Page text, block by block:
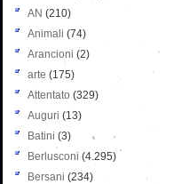
AN (210)
Animali (74)
Arancioni (2)
arte (175)
Attentato (329)
Auguri (13)
Batini (3)
Berlusconi (4.295)
Bersani (234)